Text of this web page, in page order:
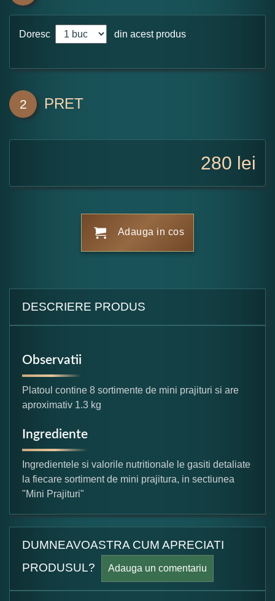
Doresc din acest produs
2 PRET
280 lei
Adauga in cos
DESCRIERE PRODUS
Observatii
Platoul contine 8 sortimente de mini prajituri si are
aproximativ 1.3 kg
Ingrediente
Ingredientele si valorile nutritionale le gasiti detaliate
la fiecare sortiment de mini prajitura, in sectiunea
"Mini Prajituri"
DUMNEAVOASTRA CUM APRECIATI
PRODUSUL?
Adauga un comentariu